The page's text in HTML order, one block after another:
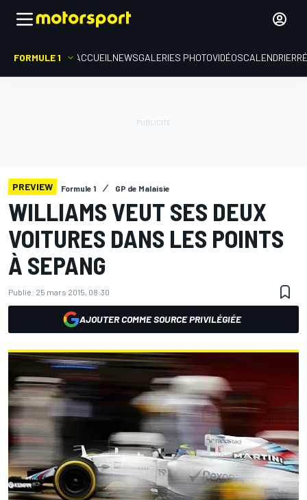
FORMULE 1 ACCUEIL NEWSGALERIES PHOTOVIDÉOSCALENDRIER
PREVIEW Formule 1 GP de Malaisie
WILLIAMS VEUT SES DEUX
VOITURES DANS LES POINTS
À SEPANG
Publié: 25 mars 2015, 08:30
AJOUTER COMME SOURCE PRIVILÉGIÉE